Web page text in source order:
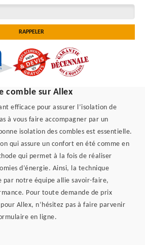
comble sur Allex
efficace pour assurer l’isolation de
à vous faire accompagner par un
isolation des combles est essentielle.
qui assure un confort en été comme en
qui permet à la fois de réaliser
d’énergie. Ainsi, la technique
par notre équipe allie savoir-faire,
Pour toute demande de prix
Allex, n’hésitez pas à faire parvenir
en ligne.